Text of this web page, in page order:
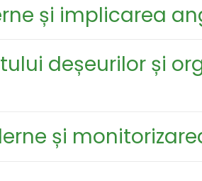
și implicarea
deșeurilor și
și